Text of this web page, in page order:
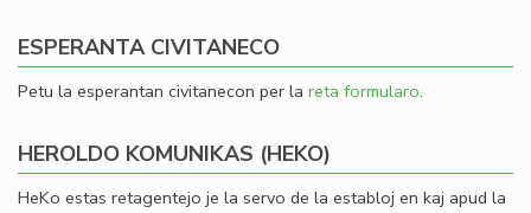
ESPERANTA CIVITANECO
Petu la esperantan civitanecon per la reta formularo.
HEROLDO KOMUNIKAS (HEKO)
HeKo estas retagentejo je la servo de la establoj en kaj apud la